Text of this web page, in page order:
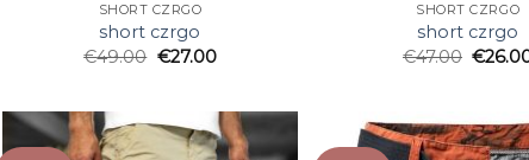
SHORT CZRGO
short czrgo
€49.00 €27.00
SHORT CZRGO
short czrgo
€47.00 €